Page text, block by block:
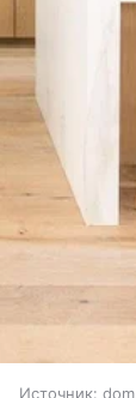
Источник: